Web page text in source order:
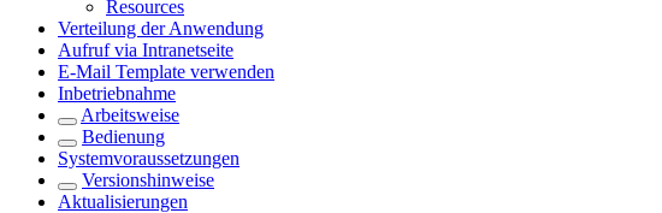
Resources
Verteilung der Anwendung
Aufruf via Intranetseite
E-Mail Template verwenden
Inbetriebnahme
Arbeitsweise
Bedienung
Systemvoraussetzungen
Versionshinweise
Aktualisierungen